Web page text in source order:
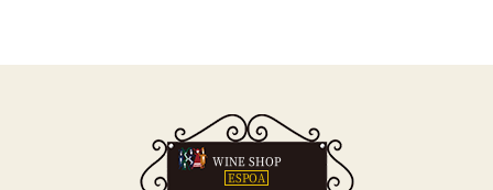
WINE SHOP
ESPOA